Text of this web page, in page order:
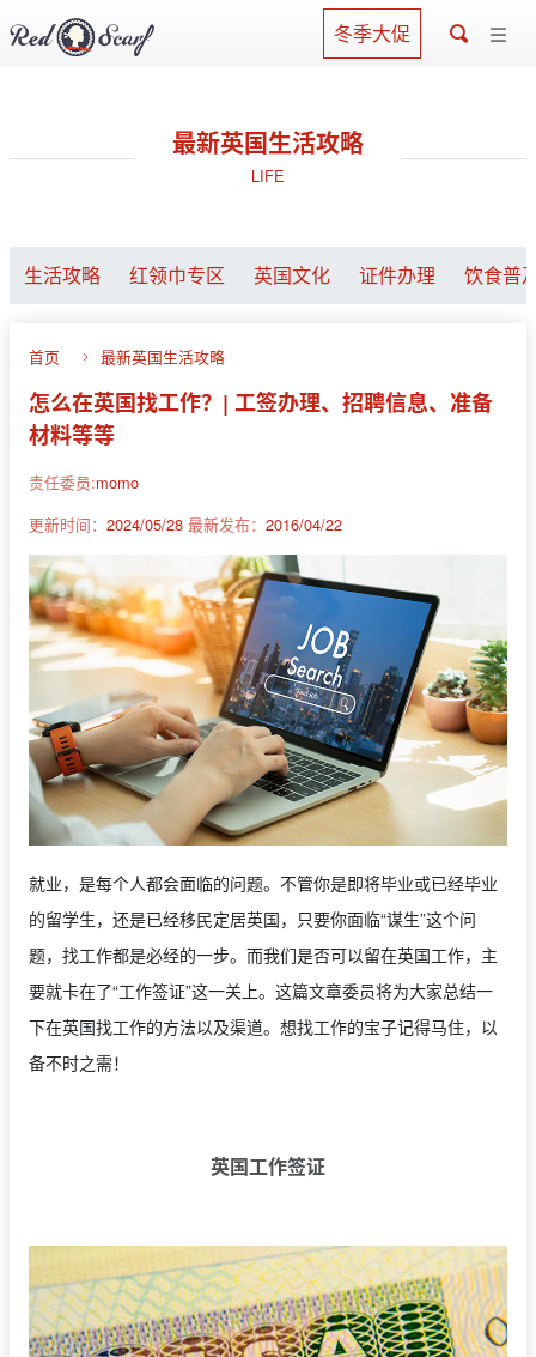
冬季大促
最新英国生活攻略
LIFE
生活攻略 红领巾专区 英国文化 证件办理 饮食普
首页 最新英国生活攻略
怎么在英国找工作？| 工签办理、招聘信息、准备
材料等等
责任委员:momo
更新时间： 2024/05/28 最新发布： 2016/04/22
就业，是每个人都会面临的问题。不管你是即将毕业或已经毕业
的留学生，还是已经移民定居英国，只要你面临“谋生”这个问
题，找工作都是必经的一步。而我们是否可以留在英国工作，主
要就卡在了“工作签证”这一关上。这篇文章委员将为大家总结一
下在英国找工作的方法以及渠道。想找工作的宝子记得马住，以
备不时之需！
英国工作签证